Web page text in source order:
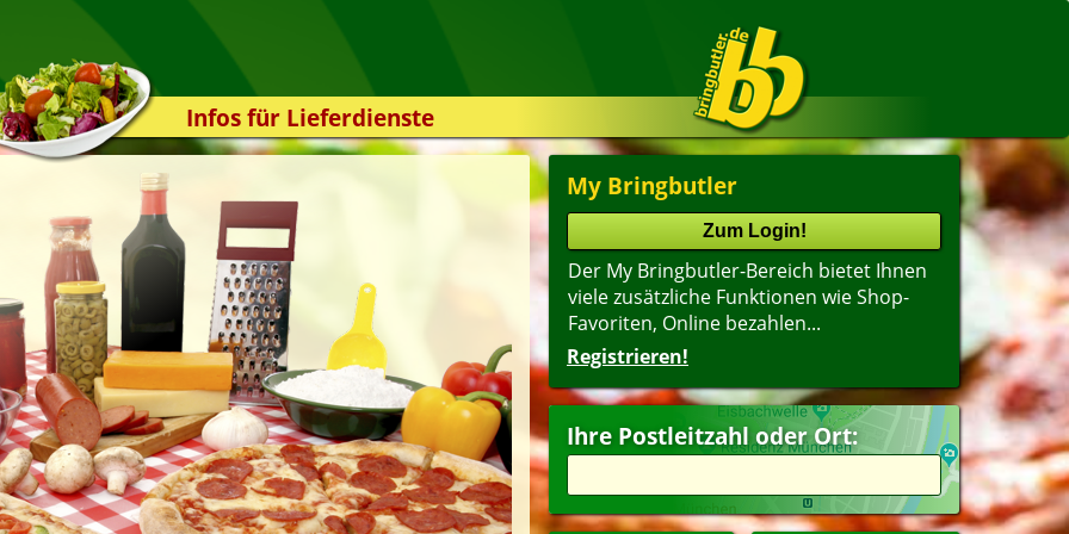
Infos für Lieferdienste
Kassensystem
Zuverlässigkeit
Sicherheit
Der Online-Shop
Das Bestellsystem
Der Bestellvorgang
Übertragung
Testshop
Styles
Kontakt
My Bringbutler
Der My Bringbutler-Bereich bietet Ihnen
viele zusätzliche Funktionen wie Shop-
Favoriten, Online bezahlen...
Registrieren!
Ihre Postleitzahl oder Ort: